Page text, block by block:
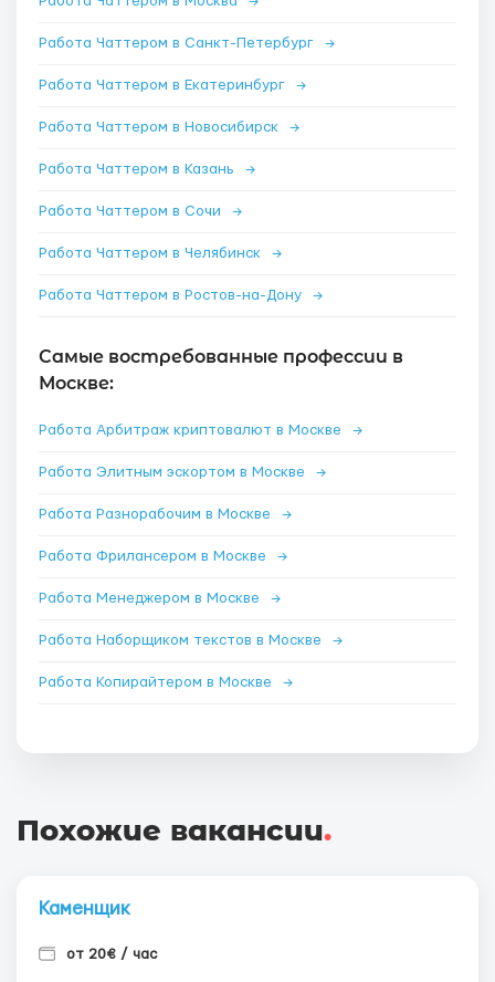
Работа Чаттером в Санкт-Петербург →
Работа Чаттером в Екатеринбург →
Работа Чаттером в Новосибирск →
Работа Чаттером в Казань →
Работа Чаттером в Сочи →
Работа Чаттером в Челябинск →
Работа Чаттером в Ростов-на-Дону →
Самые востребованные профессии в
Москве:
Работа Арбитраж криптовалют в Москве →
Работа Элитным эскортом в Москве →
Работа Разнорабочим в Москве →
Работа Фрилансером в Москве →
Работа Менеджером в Москве →
Работа Наборщиком текстов в Москве →
Работа Копирайтером в Москве →
Похожие вакансии.
Каменщик
от 20€ / час